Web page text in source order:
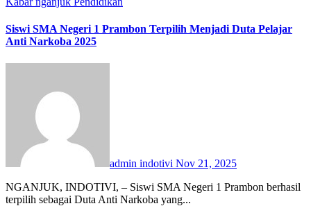
Siswi SMA Negeri 1 Prambon Terpilih Menjadi Duta Pelajar
Anti Narkoba 2025
admin indotivi Nov 21, 2025
NGANJUK, INDOTIVI, – Siswi SMA Negeri 1 Prambon berhasil
terpilih sebagai Duta Anti Narkoba yang...